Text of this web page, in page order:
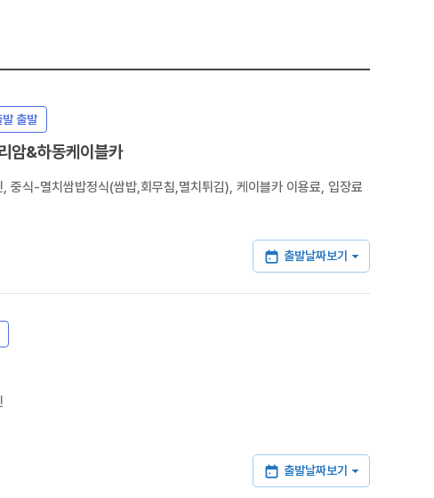
출발
암&하동케이블카
중식-멸치쌈밥정식(쌈밥,회무침,멸치튀김), 케이블카 이용료, 입장료
출발날짜보기
출발날짜보기